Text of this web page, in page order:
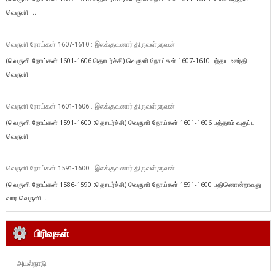
வெருளி -...
வெருளி நோய்கள் 1607-1610 : இலக்குவனார் திருவள்ளுவன்
(வெருளி நோய்கள் 1601-1606 தொடர்ச்சி) வெருளி நோய்கள் 1607-1610 பந்தய ஊர்தி
வெருளி...
வெருளி நோய்கள் 1601-1606 : இலக்குவனார் திருவள்ளுவன்
(வெருளி நோய்கள் 1591-1600 :தொடர்ச்சி) வெருளி நோய்கள் 1601-1606 பத்தாம் வகுப்பு
வெருளி...
வெருளி நோய்கள் 1591-1600 : இலக்குவனார் திருவள்ளுவன்
(வெருளி நோய்கள் 1586-1590 :தொடர்ச்சி) வெருளி நோய்கள் 1591-1600 பதினொன்றாவது
வார வெருளி...
பிரிவுகள்
அயல்நாடு